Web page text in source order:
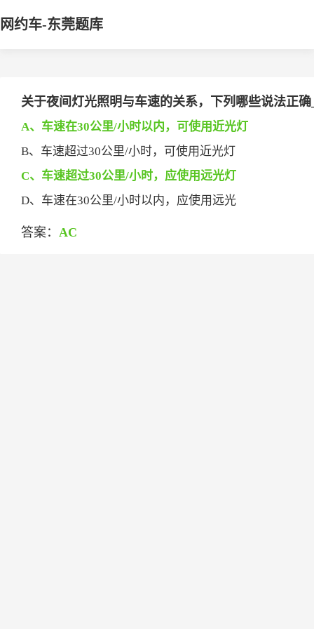
网约车-东莞题库
关于夜间灯光照明与车速的关系，下列哪些说法正确
A、车速在30公里/小时以内，可使用近光灯
B、车速超过30公里/小时，可使用近光灯
C、车速超过30公里/小时，应使用远光灯
D、车速在30公里/小时以内，应使用远光
答案： AC